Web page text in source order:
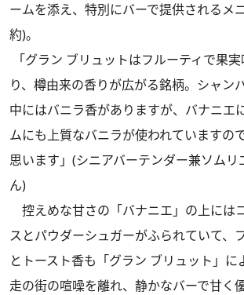
ームを添え、特別にバーで提供されるメ
約)。
「グラン ブリュットはフルーティで果
り、樽由来の香りが広がる銘柄。シャン
中にはバニラ香がありますが、バナニエ
ムにも上質なバニラが使われていますの
思います」(シニアバーテンダー兼ソムリ
ん)
控えめな甘さの「バナニエ」の上には
スとパウダーシュガーがふられていて、
とトースト香も「グラン ブリュット」に
走の街の喧噪を離れ、静かなバーで甘く